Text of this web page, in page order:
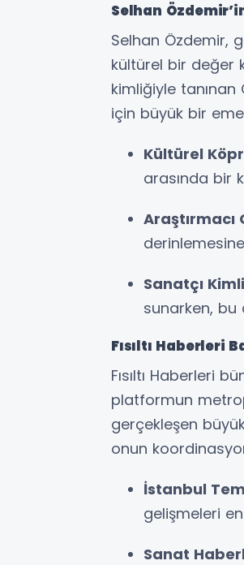
Selhan
Selhan Özdemir,
kültürel bir değer
kimliğiyle
için büyük bir
Kültürel
arasında bir
Araştırmacı
Sanatçı
sunarken, bu
Fısıltı Haberleri
Fısıltı Haberleri
platformun
gerçekleşen
onun
İstanbul
gelişmeleri
Sanat